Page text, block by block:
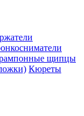
щипцы
Кюреты